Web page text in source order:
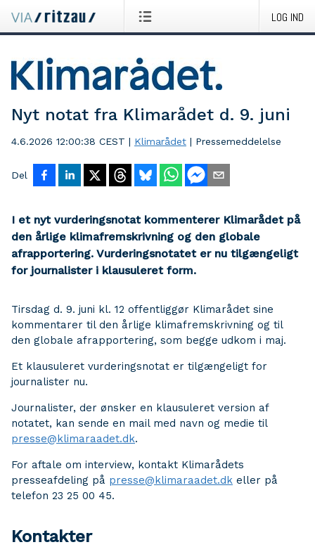
LOG IND
Nyt notat fra Klimarådet d. 9. juni
4.6.2026 12:00:38 CEST | Klimarådet | Pressemeddelelse
Del
I et nyt vurderingsnotat kommenterer Klimarådet på
den årlige klimafremskrivning og den globale
afrapportering. Vurderingsnotatet er nu tilgængeligt
for journalister i klausuleret form.
Tirsdag d. 9. juni kl. 12 offentliggør Klimarådet sine
kommentarer til den årlige klimafremskrivning og til
den globale afrapportering, som begge udkom i maj.
Et klausuleret vurderingsnotat er tilgængeligt for
journalister nu.
Journalister, der ønsker en klausuleret version af
notatet, kan sende en mail med navn og medie til
presse@klimaraadet.dk.
For aftale om interview, kontakt Klimarådets
presseafdeling på presse@klimaraadet.dk eller på
telefon 23 25 00 45.
Kontakter